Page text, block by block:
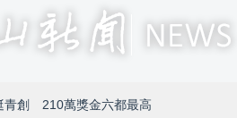
青創 210萬獎金六都最高